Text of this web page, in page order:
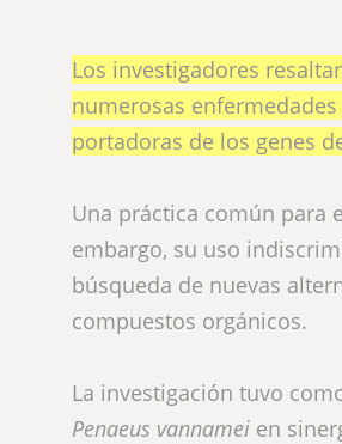
Los investigadores
numerosas
portadoras de los genes
Una práctica común para
embargo, su uso
búsqueda de nuevas
compuestos orgánicos.
La investigación tuvo
Penaeus vannamei en